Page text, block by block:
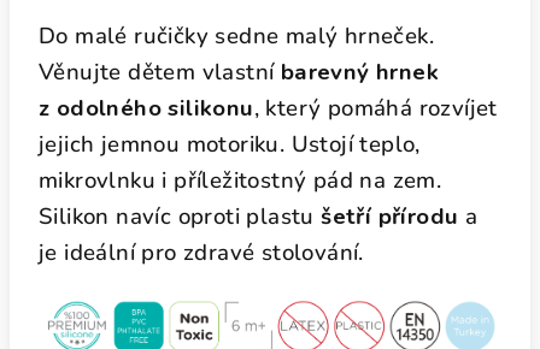
Do malé ručičky sedne malý hrneček.
Věnujte dětem vlastní barevný hrnek
z odolného silikonu, který pomáhá rozvíjet
jejich jemnou motoriku. Ustojí teplo,
mikrovlnku i příležitostný pád na zem.
Silikon navíc oproti plastušetří přírodu a
je ideální pro zdravé stolování.